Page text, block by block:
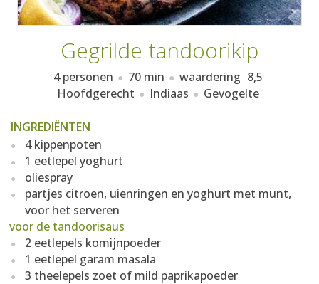
Gegrilde tandoorikip
4 personen 70 min waardering 8,5
Hoofdgerecht
Indiaas Gevogelte
INGREDIËNTEN
4 kippenpoten
1 eetlepel yoghurt
oliespray
partjes citroen, uienringen en yoghurt met munt,
voor het serveren
voor de tandoorisaus
2 eetlepels komijnpoeder
1 eetlepel garam masala
3 theelepels zoet of mild paprikapoeder